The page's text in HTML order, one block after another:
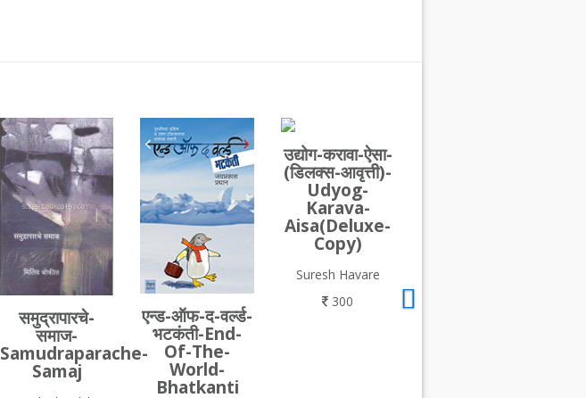
समुद्रापारचे-
समाज-
Samudraparache-
Samaj
एन्ड-ऑफ-द-वर्ल्ड-
भटकंती-End-
Of-The-
World-
Bhatkanti
उद्योग-करावा-ऐसा-
(डिलक्स-आवृत्ती)-
Udyog-
Karava-
Aisa(Deluxe-
Copy)
Suresh Havare
300